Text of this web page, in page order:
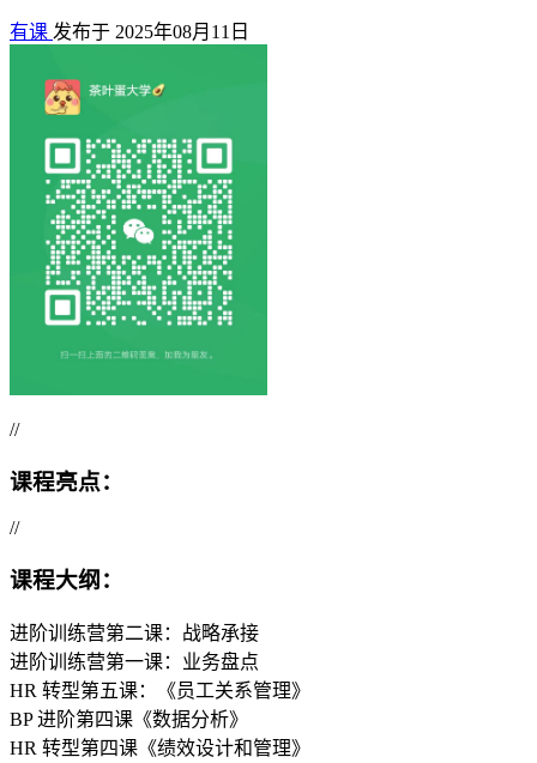
有课 发布于 2025年08月11日
//
课程亮点：
//
课程大纲：
进阶训练营第二课：战略承接
进阶训练营第一课：业务盘点
HR 转型第五课：《员工关系管理》
BP 进阶第四课《数据分析》
HR 转型第四课《绩效设计和管理》